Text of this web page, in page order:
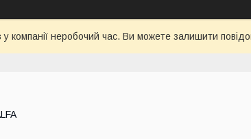
у компанії неробочий час. Ви можете залишити